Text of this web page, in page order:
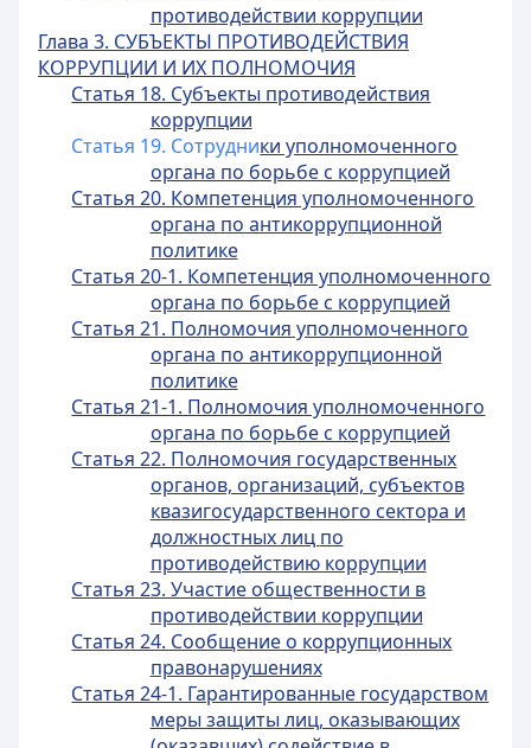
противодействии коррупции
Глава 3. СУБЪЕКТЫ ПРОТИВОДЕЙСТВИЯ
КОРРУПЦИИ И ИХ ПОЛНОМОЧИЯ
Статья 18. Субъекты противодействия
коррупции
Статья 19. Сотрудники уполномоченного
органа по борьбе с коррупцией
Статья 20. Компетенция уполномоченного
органа по антикоррупционной
политике
Статья 20-1. Компетенция уполномоченного
органа по борьбе с коррупцией
Статья 21. Полномочия уполномоченного
органа по антикоррупционной
политике
Статья 21-1. Полномочия уполномоченного
органа по борьбе с коррупцией
Статья 22. Полномочия государственных
органов, организаций, субъектов
квазигосударственного сектора и
должностных лиц по
противодействию коррупции
Статья 23. Участие общественности в
противодействии коррупции
Статья 24. Сообщение о коррупционных
правонарушениях
Статья 24-1. Гарантированные государством
меры защиты лиц, оказывающих